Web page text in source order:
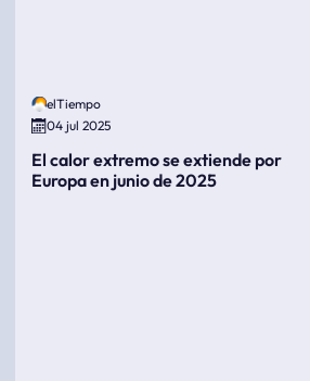
elTiempo
04 jul 2025
El calor extremo se extiende por
Europa en junio de 2025